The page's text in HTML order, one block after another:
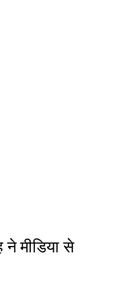
मीडिया से